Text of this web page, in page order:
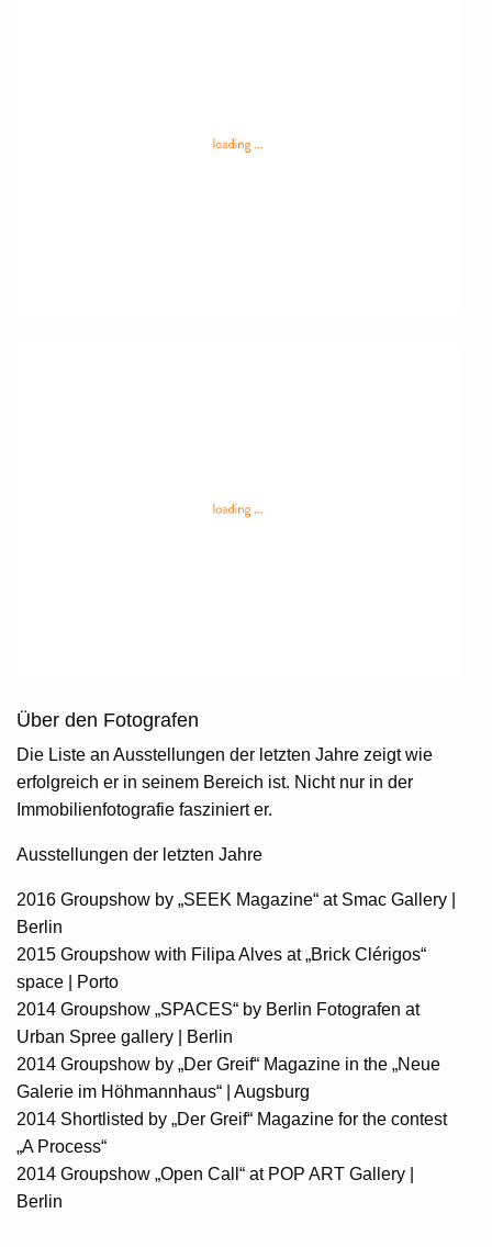
Über den Fotografen
Die Liste an Ausstellungen der letzten Jahre zeigt wie
erfolgreich er in seinem Bereich ist. Nicht nur in der
Immobilienfotografie fasziniert er.
Ausstellungen der letzten Jahre
2016 Groupshow by „SEEK Magazine“ at Smac Gallery |
Berlin
2015 Groupshow with Filipa Alves at „Brick Clérigos“
space | Porto
2014 Groupshow „SPACES“ by Berlin Fotografen at
Urban Spree gallery | Berlin
2014 Groupshow by „Der Greif“ Magazine in the „Neue
Galerie im Höhmannhaus“ | Augsburg
2014 Shortlisted by „Der Greif“ Magazine for the contest
„A Process“
2014 Groupshow „Open Call“ at POP ART Gallery |
Berlin